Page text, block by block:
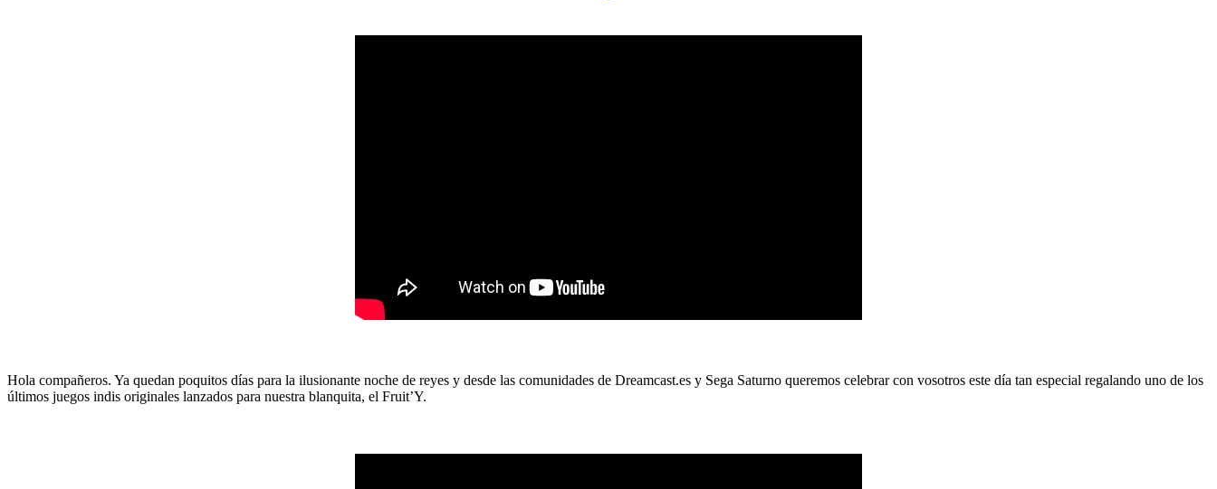
Hola compañeros. Ya quedan poquitos días para la ilusionante noche de reyes y desde las comunidades de Dreamcast.es y Sega Saturno queremos celebrar con vosotros este día tan especial regalando uno de los
últimos juegos indis originales lanzados para nuestra blanquita, el Fruit’Y.